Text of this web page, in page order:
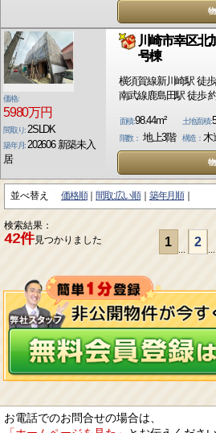
価格:
5980万円
間取り: 2SLDK
築年月: 202606 新築未入
居
川崎市幸区
号棟
横須賀線新川崎駅 徒
南武線鹿島田駅 徒歩
面積:98.44m² 土地面積:
階数： 地上3階 構造： 木
並べ替え 価格順 間取:広い順 築年月順
検索結果：
42件見つかりました 1 2
お電話でのお問合せの場合は、